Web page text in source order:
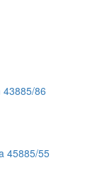
43885/86